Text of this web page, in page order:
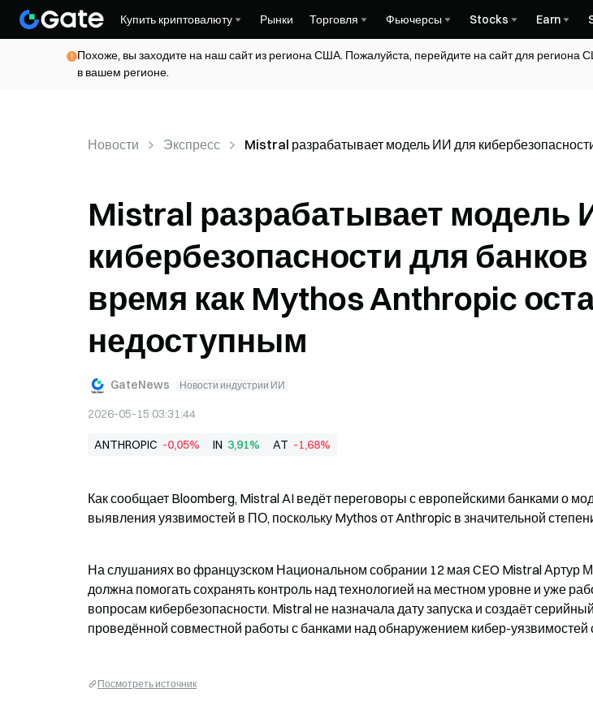
Купить криптовалюту Рынки Торговля Фьючерсы Stocks Earn
Похоже, вы заходите на наш сайт из региона США. Пожалуйста, перейдите на сайт для региона
в вашем регионе.
Новости Экспресс Mistral разрабатывает модель ИИ для
Mistral разрабатывает модель
кибербезопасности для
время как Mythos Anthropic
недоступным
GateNews Новости индустрии ИИ
2026-05-15 03:31:44
ANTHROPIC -0,05% IN 3,91% AT -1,68%
Как сообщает Bloomberg, Mistral AI ведёт переговоры с европейскими банками о
выявления уязвимостей в ПО, поскольку Mythos от Anthropic в значительной
На слушаниях во французском Национальном собрании 12 мая CEO Mistral Артур
должна помогать сохранять контроль над технологией на местном уровне и уже
вопросам кибербезопасности. Mistral не назначала дату запуска и создаёт
проведённой совместной работы с банками над обнаружением кибер-
Посмотреть источник